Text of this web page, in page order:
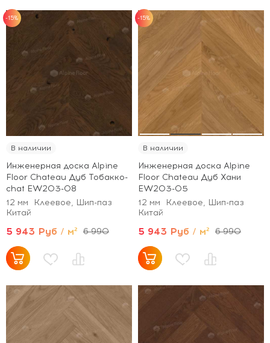
-15%
В наличии
Инженерная доска Alpine
Floor Chateau Дуб Тобакко-
сhat EW203-08
12 мм
Клеевое, Шип-паз
Китай
5 943 Руб / м² 6 990
-15%
В наличии
Инженерная доска Alpine
Floor Chateau Дуб Хани
EW203-05
12 мм
Клеевое, Шип-паз
Китай
5 943 Руб / м² 6 990